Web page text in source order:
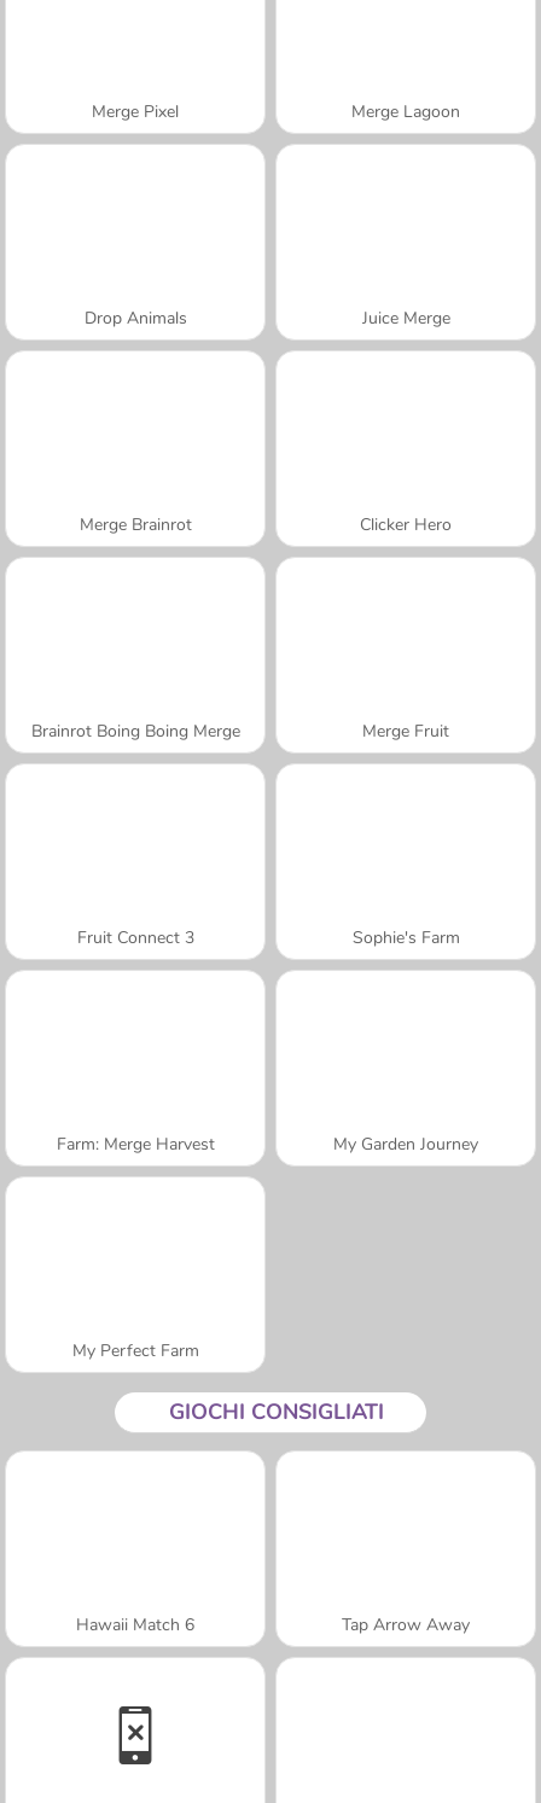
Merge Pixel Merge Lagoon
Drop Animals Juice Merge
Merge Brainrot Clicker Hero
Brainrot Boing Boing Merge Merge Fruit
Fruit Connect 3 Sophie's Farm
Farm: Merge Harvest My Garden Journey
My Perfect Farm
GIOCHI CONSIGLIATI
Hawaii Match 6 Tap Arrow Away